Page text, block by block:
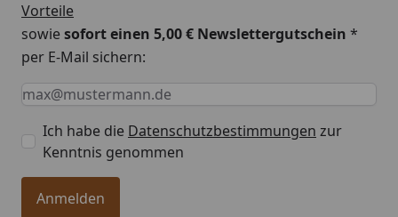
Vorteile
sowiesofort einen 5,00 € Newslettergutschein *
per E-Mail sichern:
Keine Eingabe erforderlich
Eingabe erforderlich
E-Mail *
Ich habe die Datenschutzbestimmungen zur
Kenntnis genommen
Anmelden